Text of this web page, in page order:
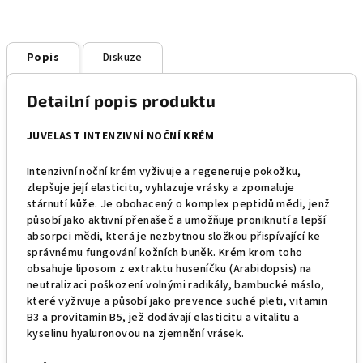
Popis Diskuze
Detailní popis produktu
JUVELAST INTENZIVNÍ NOČNÍ KRÉM
Intenzivní noční krém vyživuje a regeneruje pokožku,
zlepšuje její elasticitu, vyhlazuje vrásky a zpomaluje
stárnutí kůže. Je obohacený o komplex peptidů mědi, jenž
působí jako aktivní přenašeč a umožňuje proniknutí a lepší
absorpci mědi, která je nezbytnou složkou přispívající ke
správnému fungování kožních buněk. Krém krom toho
obsahuje liposom z extraktu huseníčku (Arabidopsis) na
neutralizaci poškození volnými radikály, bambucké máslo,
které vyživuje a působí jako prevence suché pleti, vitamin
B3 a provitamin B5, jež dodávají elasticitu a vitalitu a
kyselinu hyaluronovou na zjemnění vrásek.